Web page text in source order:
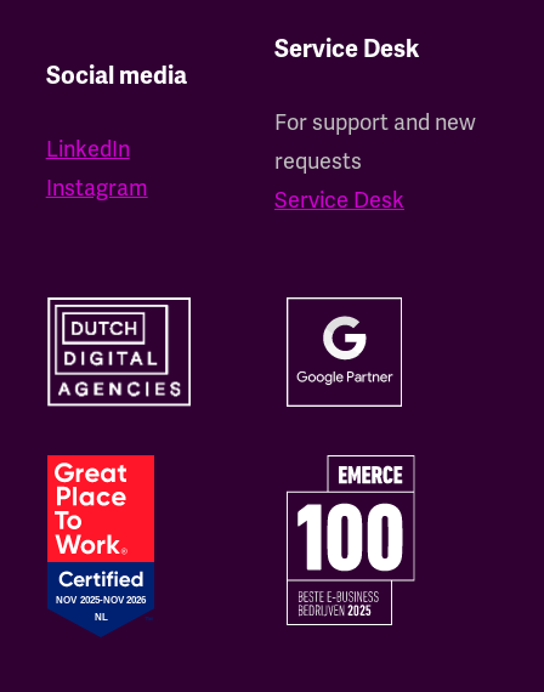
Social media
LinkedIn
Instagram
Service Desk
For support and new
requests
Service Desk